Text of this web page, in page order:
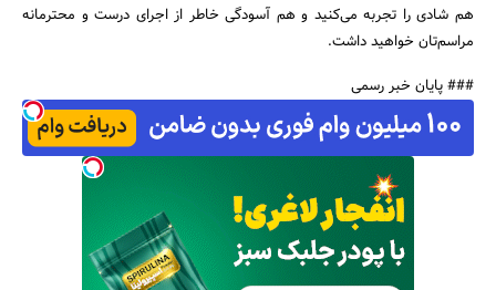
هم شادی را تجربه می‌کنید و هم آسودگی خاطر از اجرای درست و محترمانه
مراسم‌تان خواهید داشت.
### پایان خبر رسمی